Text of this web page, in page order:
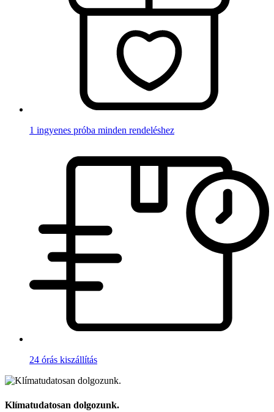
1 ingyenes próba minden rendeléshez
24 órás kiszállítás
Klímatudatosan dolgozunk.